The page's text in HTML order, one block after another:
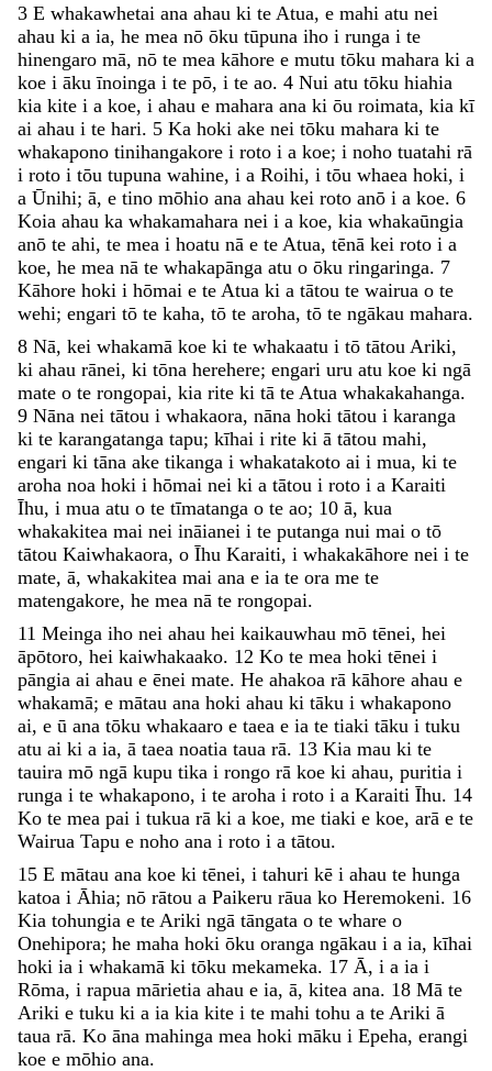
3 E whakawhetai ana ahau ki te Atua, e mahi atu nei
ahau ki a ia, he mea nō ōku tūpuna iho i runga i te
hinengaro mā, nō te mea kāhore e mutu tōku mahara ki a
koe i ākuīnoinga i te pō, i te ao. 4 Nui atu tōku hiahia
kia kite i a koe, i ahau e mahara ana ki ōu roimata, kia kī
ai ahau i te hari. 5 Ka hoki ake nei tōku mahara ki te
whakapono tinihangakore i roto i a koe; i noho tuatahi rā
i roto i tōu tupuna wahine, i a Roihi, i tōu whaea hoki, i
a Ūnihi; ā, e tino mōhio ana ahau kei roto anō i a koe. 6
Koia ahau ka whakamahara nei i a koe, kia whakaūngia
anō te ahi, te mea i hoatu nā e te Atua, tēnā kei roto i a
koe, he mea nā te whakapānga atu o ōku ringaringa. 7
Kāhore hoki i hōmai e te Atua ki a tātou te wairua o te
wehi; engari tō te kaha, tō te aroha, tō te ngākau mahara.
8 Nā, kei whakamā koe ki te whakaatu i tō tātou Ariki,
ki ahau rānei, ki tōna herehere; engari uru atu koe ki ngā
mate o te rongopai, kia rite ki tā te Atua whakakahanga.
9 Nāna nei tātou i whakaora, nāna hoki tātou i karanga
ki te karangatanga tapu; kīhai i rite ki ā tātou mahi,
engari ki tāna ake tikanga i whakatakoto ai i mua, ki te
aroha noa hoki i hōmai nei ki a tātou i roto i a Karaiti
Īhu, i mua atu o te tīmatanga o te ao; 10 ā, kua
whakakitea mai nei ināianei i te putanga nui mai o tō
tātou Kaiwhakaora, o Īhu Karaiti, i whakakāhore nei i te
mate, ā, whakakitea mai ana e ia te ora me te
matengakore, he mea nā te rongopai.
11 Meinga iho nei ahau hei kaikauwhau mō tēnei, hei
āpōtoro, hei kaiwhakaako. 12 Ko te mea hoki tēnei i
pāngia ai ahau e ēnei mate. He ahakoa rā kāhore ahau e
whakamā; e mātau ana hoki ahau ki tāku i whakapono
ai, e ū ana tōku whakaaro e taea e ia te tiaki tāku i tuku
atu ai ki a ia, ā taea noatia taua rā. 13 Kia mau ki te
tauira mō ngā kupu tika i rongo rā koe ki ahau, puritia i
runga i te whakapono, i te aroha i roto i a Karaiti Īhu. 14
Ko te mea pai i tukua rā ki a koe, me tiaki e koe, arā e te
Wairua Tapu e noho ana i roto i a tātou.
15 E mātau ana koe ki tēnei, i tahuri kē i ahau te hunga
katoa i Āhia; nō rātou a Paikeru rāua ko Heremokeni. 16
Kia tohungia e te Ariki ngā tāngata o te whare o
Onehipora; he maha hoki ōku oranga ngākau i a ia, kīhai
hoki ia i whakamā ki tōku mekameka. 17 Ā, i a ia i
Rōma, i rapua mārietia ahau e ia, ā, kitea ana. 18 Mā te
Ariki e tuku ki a ia kia kite i te mahi tohu a te Ariki ā
taua rā. Ko āna mahinga mea hoki māku i Epeha, erangi
koe e mōhio ana.